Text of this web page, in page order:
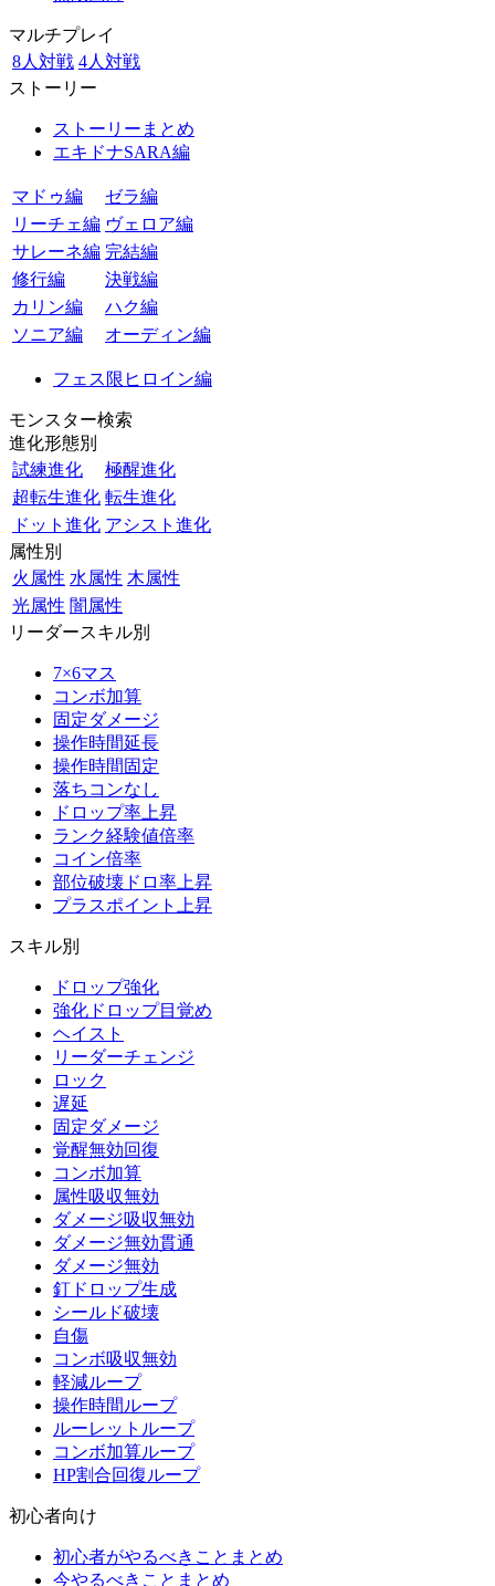
マルチプレイ
8人対戦 4人対戦
ストーリー
ストーリーまとめ
エキドナSARA編
マドゥ編
ゼラ編
リーチェ編 ヴェロア編
サレーネ編 完結編
修行編
決戦編
カリン編
ハク編
ソニア編
オーディン編
フェス限ヒロイン編
モンスター検索
進化形態別
試練進化
極醒進化
超転生進化 転生進化
ドット進化 アシスト進化
属性別
火属性 水属性 木属性
光属性 闇属性
リーダースキル別
7×6マス
コンボ加算
固定ダメージ
操作時間延長
操作時間固定
落ちコンなし
ドロップ率上昇
ランク経験値倍率
コイン倍率
部位破壊ドロ率上昇
プラスポイント上昇
スキル別
ドロップ強化
強化ドロップ目覚め
ヘイスト
リーダーチェンジ
ロック
遅延
固定ダメージ
覚醒無効回復
コンボ加算
属性吸収無効
ダメージ吸収無効
ダメージ無効貫通
ダメージ無効
釘ドロップ生成
シールド破壊
自傷
コンボ吸収無効
軽減ループ
操作時間ループ
ルーレットループ
コンボ加算ループ
HP割合回復ループ
初心者向け
初心者がやるべきことまとめ
今やるべきことまとめ